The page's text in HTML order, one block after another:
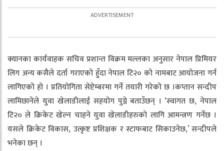
क्यानका कार्यवाहक सचिव प्रशान्त विक्रम मल्लका अनुसार नेपाल प्रिमियर
लिग अन्य कसैले दर्ता गराएको हुँदा नेपाल टि२० को नामबाट आयोजना गर्न
लागिएको हो । प्रतियोगिता सेप्टेम्बरमा गर्ने तयारी गरेको छ ।कप्तान सन्दीप
लामिछानेले युवा खेलाडीलाई सहयोग पुग्ने बताउँछन् । ‘स्वागत छ, नेपाल
टि२० ले क्रिकेट खेल्न चाहने युवा खेलाडीहरुको लागि आमन्त्रण गर्नेछ ।
यसले क्रिकेट विकास, उत्कृष्ट प्रशिक्षक र स्टाफबाट सिकाउनेछ,’ सन्दीपले
भनेका छन् ।